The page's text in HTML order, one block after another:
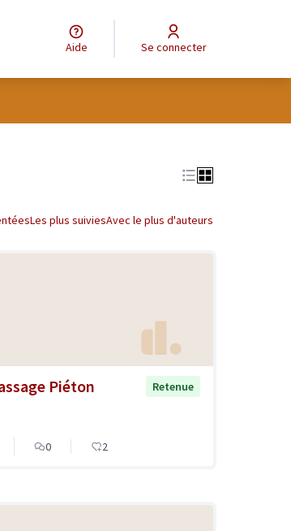
Aide Se connecter
Les plus suiviesAvec le plus d'auteurs
Piéton Retenue
0 2